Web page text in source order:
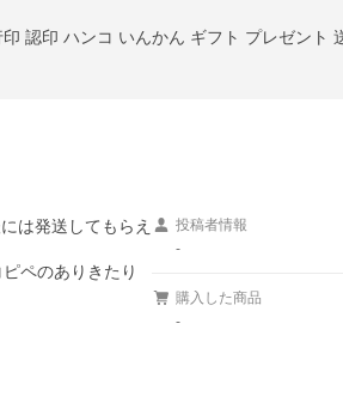
認印 ハンコ いんかん ギフト プレゼント
は発送してもらえ
ペのありきたり
投稿者情報
-
購入した商品
-